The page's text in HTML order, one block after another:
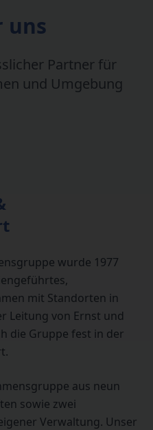
uns
Partner für
und Umgebung
wurde 1977
mit Standorten in
Leitung von Ernst und
die Gruppe fest in der
aus neun
sowie zwei
Verwaltung. Unser